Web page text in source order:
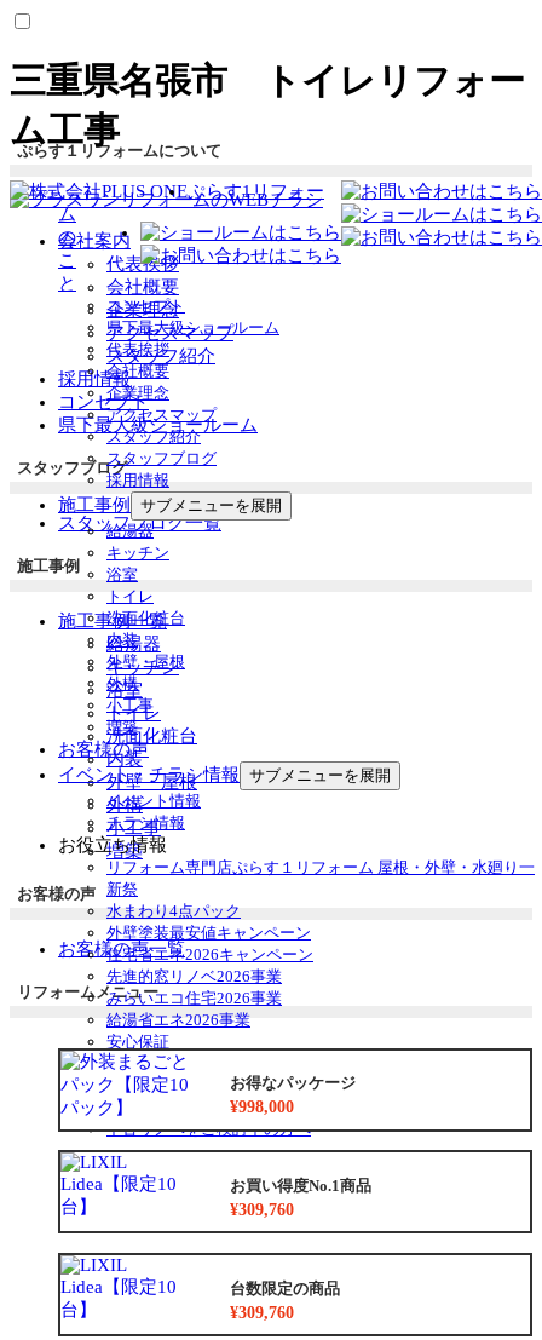
三重県名張市 トイレリフォー
ム工事
ぷらす1リフォー
ム
の
こ
と
コンセプト
県下最大級ショールーム
代表挨拶
会社概要
企業理念
アクセスマップ
スタッフ紹介
スタッフブログ
採用情報
施工事例
サブメニューを展開
給湯器
キッチン
浴室
トイレ
洗面化粧台
内装
外壁・屋根
外構
小工事
増築
お客様の声
イベント・チラシ情報 サブメニューを展開
イベント情報
チラシ情報
お役立ち情報
リフォーム専門店ぷらす１リフォーム 屋根・外壁・水廻り一
新祭
水まわり4点パック
外壁塗装最安値キャンペーン
住宅省エネ2026キャンペーン
先進的窓リノベ2026事業
みらいエコ住宅2026事業
給湯省エネ2026事業
安心保証
お得なリフォームメニュー
リフォームの流れ
よくあるご質問
中古リノベをご検討中の方へ
ぷらす１リフォームについて
会社案内
代表挨拶
会社概要
企業理念
アクセスマップ
スタッフ紹介
採用情報
コンセプト
県下最大級ショールーム
スタッフブログ
スタッフブログ一覧
施工事例
施工事例一覧
給湯器
キッチン
浴室
トイレ
洗面化粧台
内装
外壁・屋根
外構
小工事
増築
お客様の声
お客様の声一覧
リフォームメニュー
お得なパッケージ
¥998,000
お買い得度No.1商品
¥309,760
台数限定の商品
¥309,760